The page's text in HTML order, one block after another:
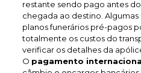
restante sendo pago antes
chegada ao destino.
planos funerários pré-pagos
totalmente os custos do
verificar os detalhes da
O pagamento